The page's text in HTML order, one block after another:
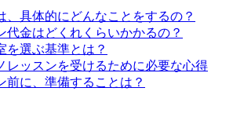
、具体的にどんなことをするの？
代金はどくれくらいかかるの？
を選ぶ基準とは？
レッスンを受けるために必要な心得
前に、準備することは？